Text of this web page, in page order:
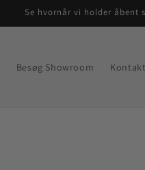
Se hvornår vi holder åbent
Besøg Showroom Kontakt